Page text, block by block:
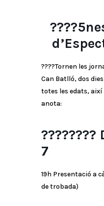
????Tornen les
Can Batlló, dos
totes les edats,
anota:
????????
7
19h Presentació a
de trobada)